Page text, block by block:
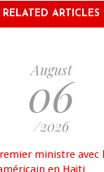
RELATED ARTICLES
August
06
/2026